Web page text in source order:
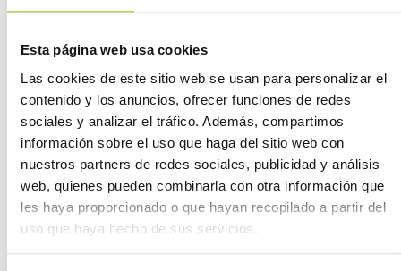
Esta página web usa cookies
Las cookies de este sitio web se usan para personalizar el
contenido y los anuncios, ofrecer funciones de redes
sociales y analizar el tráfico. Además, compartimos
información sobre el uso que haga del sitio web con
nuestros partners de redes sociales, publicidad y análisis
web, quienes pueden combinarla con otra información que
les haya proporcionado o que hayan recopilado a partir del
uso que haya hecho de sus servicios.
¡Te interesa!
Si tienes una historia profesional, técnica, de calidad, de
trabajo y quieres compartir, de manera anónima, porque
puede interesar al resto de la comunidad de Calidad,